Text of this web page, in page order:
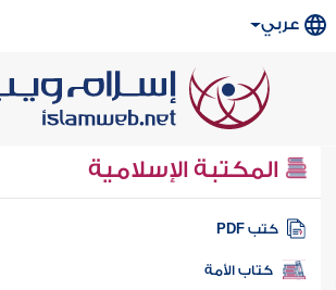
عربي
المكتبة الإسلامية
كتب PDF